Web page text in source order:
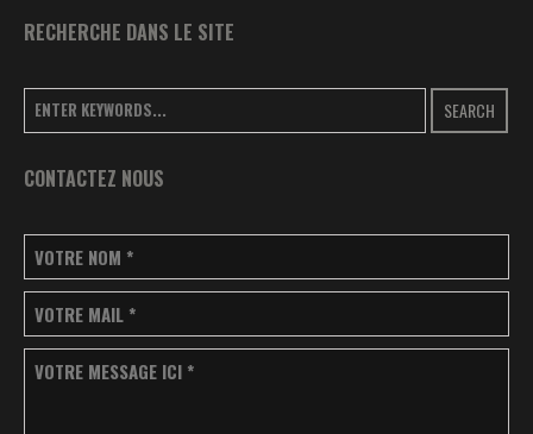
RECHERCHE DANS LE SITE
SEARCH
CONTACTEZ NOUS
VOTRE NOM *
VOTRE MAIL *
VOTRE MESSAGE ICI *